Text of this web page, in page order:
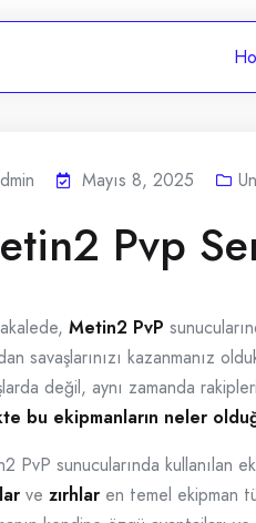
Mayıs 8, 2025
Pvp
Metin2 PvP
savaşlarınızı kazanmanız
değil, aynı zamanda
bu ekipmanların neler
PvP sunucularında kullanılan
ve zırhlar en temel ekipman